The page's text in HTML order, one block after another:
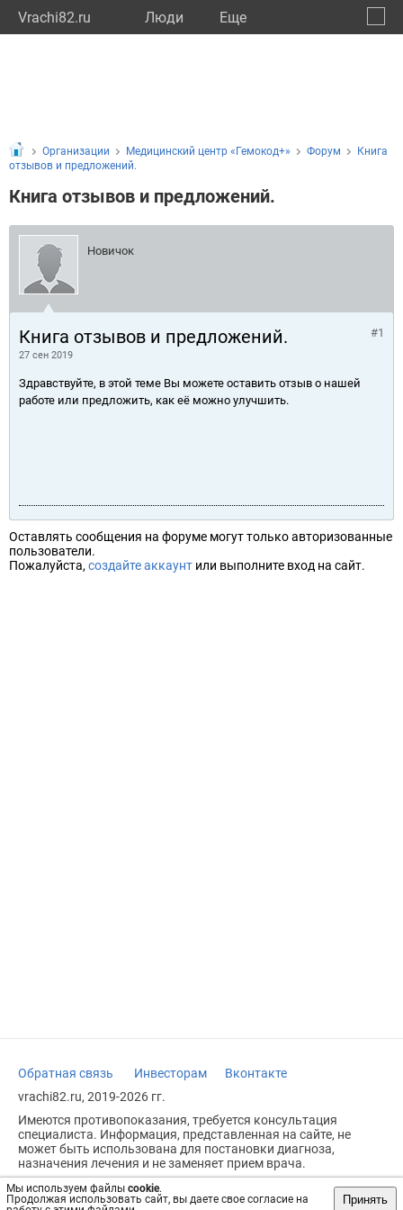
Vrachi82.ru Люди Eще
Мы используем файлы cookie.
Продолжая использовать сайт, вы даете свое согласие на
Принять
Организации Медицинский центр «Гемокод+» Форум
Книга
отзывов и предложений.
Книга отзывов и предложений.
Новичок
Книга отзывов и предложений.
27 сен 2019
#1
Здравствуйте, в этой теме Вы можете оставить отзыв о нашей
работе или предложить, как её можно улучшить.
Оставлять сообщения на форуме могут только авторизованные
пользователи.
Пожалуйста, создайте аккаунт или выполните вход на сайт.
Обратная связь Инвесторам
Вконтакте
vrachi82.ru, 2019-2026 гг.
Имеются противопоказания, требуется консультация
специалиста. Информация, представленная на сайте, не
может быть использована для постановки диагноза,
назначения лечения и не заменяет прием врача.
Возрастное ограничение: 18+